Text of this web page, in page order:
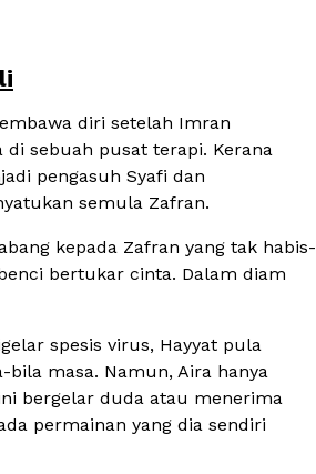
diri setelah Imran
di sebuah pusat terapi. Kerana
pengasuh Syafi dan
semula Zafran.
kepada Zafran yang tak habis-
bertukar cinta. Dalam diam
spesis virus, Hayyat pula
masa. Namun, Aira hanya
bergelar duda atau menerima
permainan yang dia sendiri